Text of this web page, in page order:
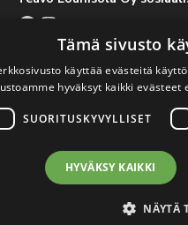
Facebook Instagram
Benelli Suomi sosiaalisessa
Facebook Instagram
Tämä sivusto
käyttää evästeitä
hyväksyt kaikki
SUORITUSKYVYLLISET
HYVÄKSY KAIKKI
NÄYTÄ